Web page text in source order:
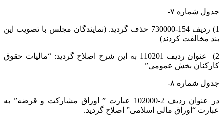
جدول شماره ۷-
1) ردیف 154-730000 حذف گردید. (نمایندگان مجلس با تصویب این
بند مخالفت کردند)
2) عنوان ردیف 110201 به این شرح اصلاح گردید: “مالیات حقوق
کارکنان بخش عمومی”
جدول شماره ۸-
در عنوان ردیف 2-102000 عبارت ” اوراق مشارکت و قرضه” به
عبارت “اوراق مالی اسلامی” اصلاح گردید.